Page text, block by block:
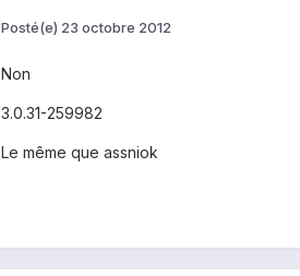
Posté(e) 23 octobre 2012
Non
3.0.31-259982
Le même que assniok